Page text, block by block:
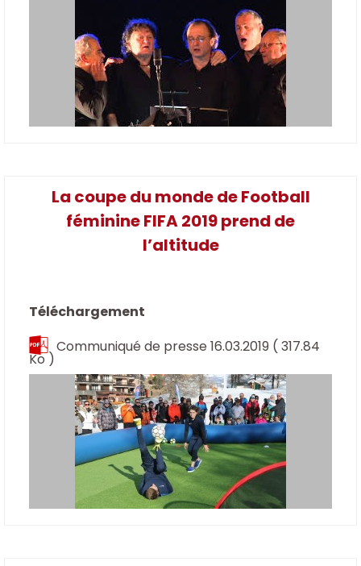
La coupe du monde de Football
féminine FIFA 2019 prend de
l’altitude
Téléchargement
Communiqué de presse 16.03.2019 ( 317.84
Ko )